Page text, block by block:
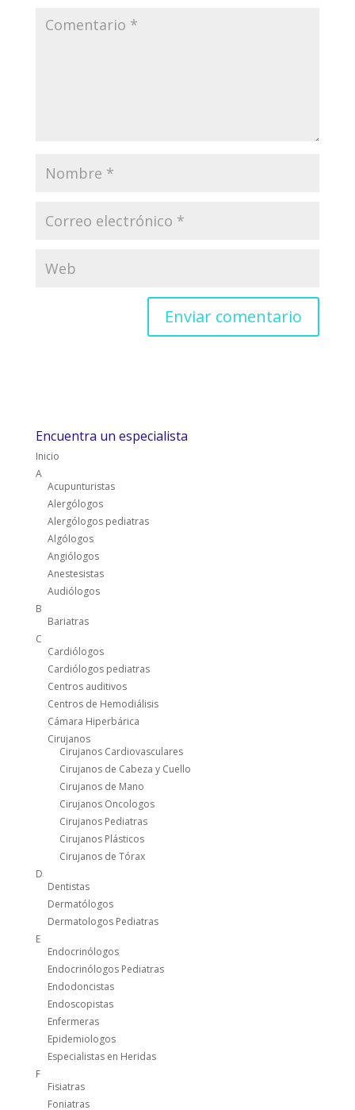
Encuentra un especialista
Inicio
A
Acupunturistas
Alergólogos
Alergólogos pediatras
Algólogos
Angiólogos
Anestesistas
Audiólogos
B
Bariatras
C
Cardiólogos
Cardiólogos pediatras
Centros auditivos
Centros de Hemodiálisis
Cámara Hiperbárica
Cirujanos
Cirujanos Cardiovasculares
Cirujanos de Cabeza y Cuello
Cirujanos de Mano
Cirujanos Oncologos
Cirujanos Pediatras
Cirujanos Plásticos
Cirujanos de Tórax
D
Dentistas
Dermatólogos
Dermatologos Pediatras
E
Endocrinólogos
Endocrinólogos Pediatras
Endodoncistas
Endoscopistas
Enfermeras
Epidemiologos
Especialistas en Heridas
F
Fisiatras
Foniatras